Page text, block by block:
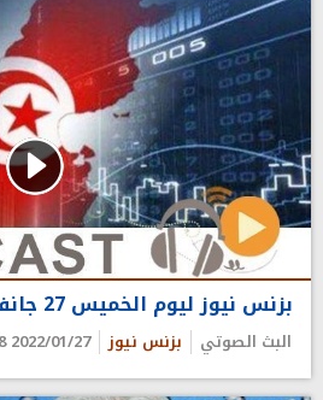
بزنس نيوز ليوم الخميس 27 جانفي 2022
البث الصوتي بزنس نيوز 2022/01/27 12:38